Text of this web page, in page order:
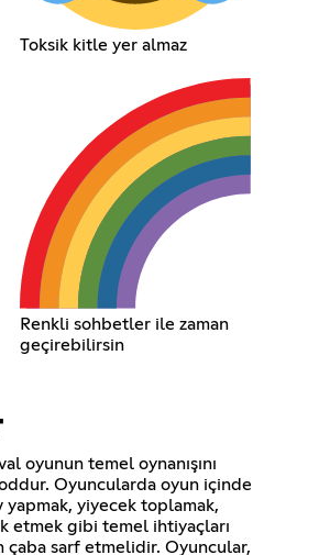
Toksik kitle yer almaz
Renkli sohbetler ile zaman
geçirebilirsin
oyunun temel oynanışını
Oyuncularda oyun içinde
yapmak, yiyecek toplamak,
etmek gibi temel ihtiyaçları
çaba sarf etmelidir. Oyuncular,